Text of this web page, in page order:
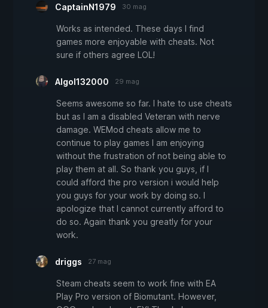
CaptainN1979 30 mag
Works as intended. These days I find
games more enjoyable with cheats. Not
sure if others agree LOL!
Algol132000 29 mag
Seems awesome so far. I hate to use cheats
but as I am a disabled Veteran with nerve
damage. WEMod cheats allow me to
continue to play games I am enjoying
without the frustration of not being able to
play them at all. So thank you guys, if I
could afford the pro version i would help
you guys for your work by doing so. I
apologize that I cannot currently afford to
do so. Again thank you greatly for your
work.
driggs 27 mag
Steam cheats seem to work fine with EA
Play Pro version of Biomutant. However,